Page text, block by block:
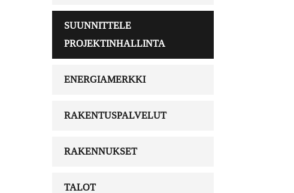
SUUNNITTELE
PROJEKTINHALLINTA
ENERGIAMERKKI
RAKENTUSPALVELUT
RAKENNUKSET
TALOT